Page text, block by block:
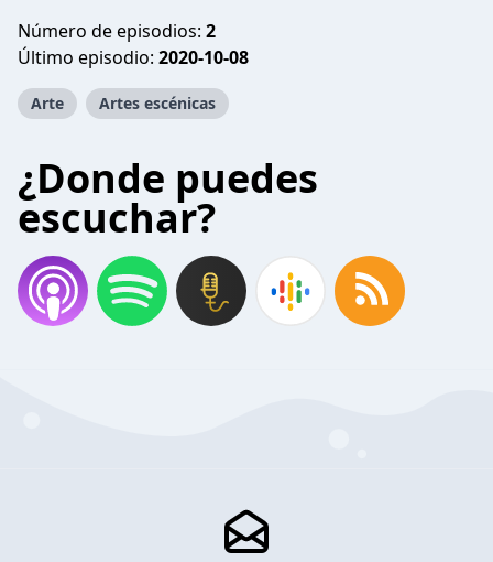
Número de episodios: 2
Último episodio: 2020-10-08
Arte Artes escénicas
¿Donde puedes
escuchar?